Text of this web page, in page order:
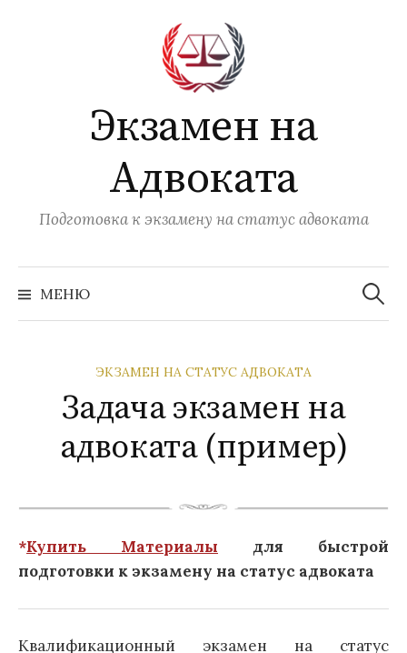
Экзамен на
Адвоката
Подготовка к экзамену на статус адвоката
МЕНЮ
Найти:
ЭКЗАМЕН НА СТАТУС АДВОКАТА
Задача экзамен на
адвоката (пример)
*Купить Материалы для быстрой
подготовки к экзамену на статус адвоката
Квалификационный экзамен на статус